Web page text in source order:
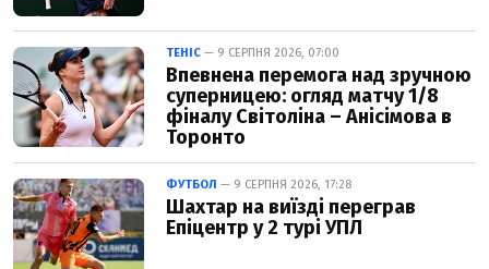
ТЕНІС — 9 СЕРПНЯ 2026, 07:00
Впевнена перемога над зручною
суперницею: огляд матчу 1/8
фіналу Світоліна – Анісімова в
Торонто
ФУТБОЛ — 9 СЕРПНЯ 2026, 17:28
Шахтар на виїзді переграв
Епіцентр у 2 турі УПЛ